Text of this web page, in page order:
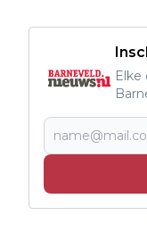
Elke